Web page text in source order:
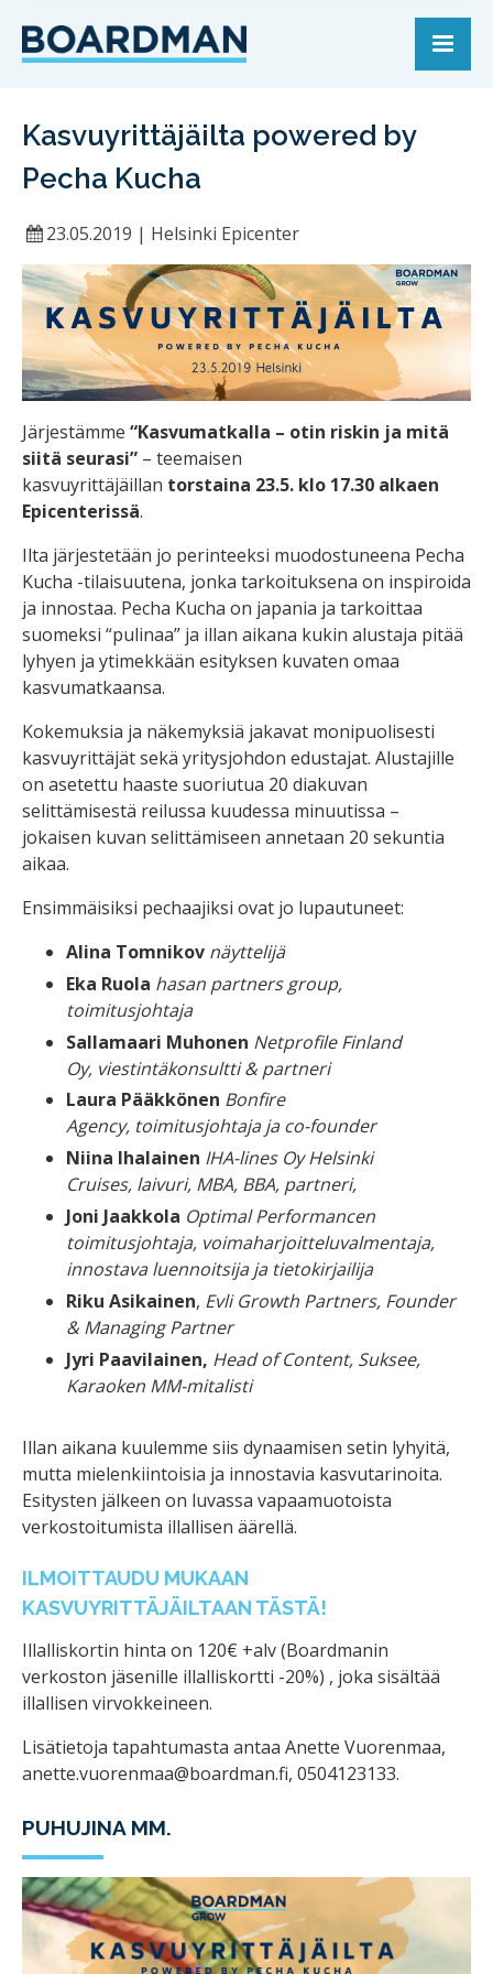
Kasvuyrittäjäilta powered by
Pecha Kucha
23.05.2019 | Helsinki Epicenter
Järjestämme “Kasvumatkalla – otin riskin ja mitä
siitä seurasi” – teemaisen
kasvuyrittäjäillan torstaina 23.5. klo 17.30 alkaen
Epicenterissä.
Ilta järjestetään jo perinteeksi muodostuneena Pecha
Kucha -tilaisuutena, jonka tarkoituksena on inspiroida
ja innostaa. Pecha Kucha on japania ja tarkoittaa
suomeksi “pulinaa” ja illan aikana kukin alustaja pitää
lyhyen ja ytimekkään esityksen kuvaten omaa
kasvumatkaansa.
Kokemuksia ja näkemyksiä jakavat monipuolisesti
kasvuyrittäjät sekä yritysjohdon edustajat. Alustajille
on asetettu haaste suoriutua 20 diakuvan
selittämisestä reilussa kuudessa minuutissa –
jokaisen kuvan selittämiseen annetaan 20 sekuntia
aikaa.
Ensimmäisiksi pechaajiksi ovat jo lupautuneet:
Alina Tomnikov näyttelijä
Eka Ruola hasan partners group,
toimitusjohtaja
Sallamaari Muhonen Netprofile Finland
Oy, viestintäkonsultti & partneri
Laura Pääkkönen Bonfire
Agency, toimitusjohtaja ja co-founder
Niina Ihalainen IHA-lines Oy Helsinki
Cruises, laivuri, MBA, BBA, partneri,
Joni Jaakkola Optimal Performancen
toimitusjohtaja, voimaharjoitteluvalmentaja,
innostava luennoitsija ja tietokirjailija
Riku Asikainen, Evli Growth Partners, Founder
& Managing Partner
Jyri Paavilainen, Head of Content, Suksee,
Karaoken MM-mitalisti
Illan aikana kuulemme siis dynaamisen setin lyhyitä,
mutta mielenkiintoisia ja innostavia kasvutarinoita.
Esitysten jälkeen on luvassa vapaamuotoista
verkostoitumista illallisen äärellä.
ILMOITTAUDU MUKAAN
KASVUYRITTÄJÄILTAAN TÄSTÄ!
Illalliskortin hinta on 120€ +alv (Boardmanin
verkoston jäsenille illalliskortti -20%) , joka sisältää
illallisen virvokkeineen.
Lisätietoja tapahtumasta antaa Anette Vuorenmaa,
anette.vuorenmaa@boardman.fi, 0504123133.
PUHUJINA MM.